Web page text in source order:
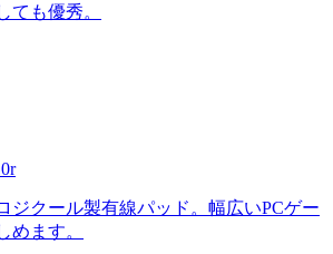
ても優秀。
ジクール製有線パッド。幅広いPCゲー
めます。